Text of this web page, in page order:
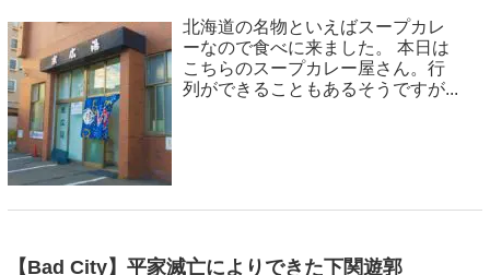
北海道の名物といえばスープカレ
ーなので食べに来ました。 本日は
こちらのスープカレー屋さん。行
列ができることもあるそうですが...
【Bad City】平家滅亡によりできた下関遊郭